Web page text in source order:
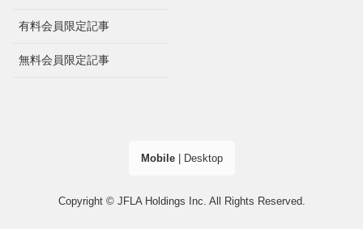
有料会員限定記事
無料会員限定記事
Mobile| Desktop
Copyright © JFLA Holdings Inc. All Rights Reserved.